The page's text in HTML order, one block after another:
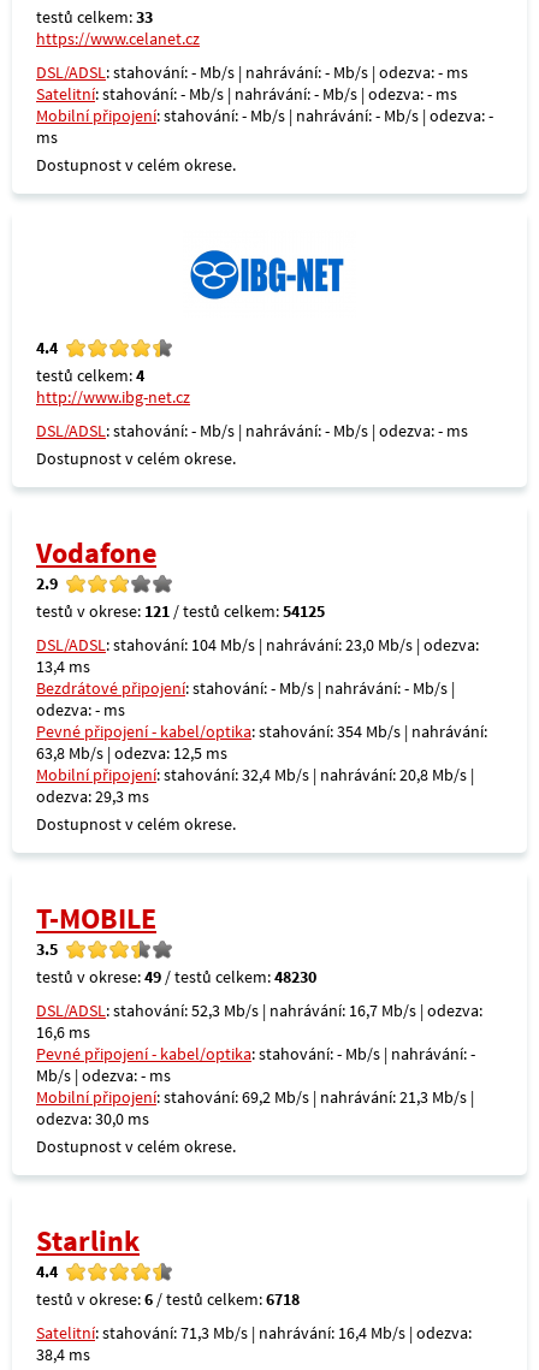
testů celkem:33
https://www.celanet.cz
DSL/ADSL: stahování: - Mb/s | nahrávání: - Mb/s | odezva: - ms
Satelitní: stahování: - Mb/s | nahrávání: - Mb/s | odezva: - ms
Mobilní připojení: stahování: - Mb/s | nahrávání: - Mb/s | odezva: -
ms
Dostupnost v celém okrese.
4.4
testů celkem:4
http://www.ibg-net.cz
DSL/ADSL: stahování: - Mb/s | nahrávání: - Mb/s | odezva: - ms
Dostupnost v celém okrese.
Vodafone
2.9
testů v okrese: 121 / testů celkem:54125
DSL/ADSL: stahování: 104 Mb/s | nahrávání: 23,0 Mb/s | odezva:
13,4 ms
Bezdrátové připojení: stahování: - Mb/s | nahrávání: - Mb/s |
odezva: - ms
Pevné připojení - kabel/optika: stahování: 354 Mb/s | nahrávání:
63,8 Mb/s | odezva: 12,5 ms
Mobilní připojení: stahování: 32,4 Mb/s | nahrávání: 20,8 Mb/s |
odezva: 29,3 ms
Dostupnost v celém okrese.
T-MOBILE
3.5
testů v okrese:49 / testů celkem:48230
DSL/ADSL: stahování: 52,3 Mb/s | nahrávání: 16,7 Mb/s | odezva:
16,6 ms
Pevné připojení - kabel/optika: stahování: - Mb/s | nahrávání: -
Mb/s | odezva: - ms
Mobilní připojení: stahování: 69,2 Mb/s | nahrávání: 21,3 Mb/s |
odezva: 30,0 ms
Dostupnost v celém okrese.
Starlink
4.4
testů v okrese:6 / testů celkem:6718
Satelitní: stahování: 71,3 Mb/s | nahrávání: 16,4 Mb/s | odezva:
38,4 ms